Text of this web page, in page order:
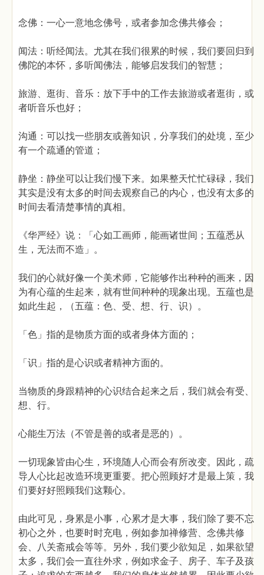
念佛：一心一意地念佛号，或者参加念佛共修会；
闻法：听经闻法。尤其在我们很累的时候，我们要回归到
佛陀的本怀，多听闻佛法，能够启发我们的智慧；
旅游、逛街、音乐：放下手中的工作去旅游或者逛街，或
者听音乐也好；
沟通：可以找一些朋友或善知识，分享我们的处境，至少
有一个疏通的管道；
静坐：静坐可以让我们慢下来。如果整天忙忙碌碌，我们
其实是没有太多的时间去观察自己的内心，也没有太多的
时间去看清楚事情的真相。
《华严经》说：「心如工画师，能画诸世间；五蕴悉从
生，无法而不造」。
我们的心就好像一个美术师，它能够作出种种的画来，因
为有心蕴的生起来，就有世间种种的现象出现。五蕴也是
如此生起，（五蕴：色、受、想、行、识）。
「色」指的是物质方面的或者身体方面的；
「识」指的是心识或者精神方面的。
当物质的身跟精神的心识结合起来之后，我们就会有受、
想、行。
心能生万法（不管是善的或者是恶的）。
一切现象皆由心生，环境随人心而会有所改变。因此，疏
导人心比起改造环境更重要。把心照顾好才是最上策，我
们要好好照顾我们这颗心。
由此可见，身累是小事，心累才是大事，我们除了要不忘
初心之外，也要时时充电，例如参加禅修营、念佛共修
会、八关斋戒会等等。另外，我们要少欲知足，如果欲望
太多，我们会一直往外求，例如求金子、房子、车子及孩